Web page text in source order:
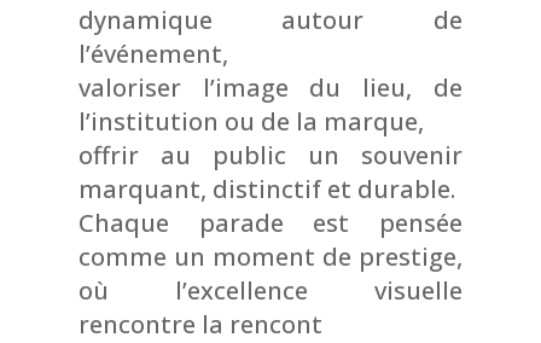
dynamique autour de
l’événement,
valoriser l’image du lieu, de
l’institution ou de la marque,
offrir au public un souvenir
marquant, distinctif et durable.
Chaque parade est pensée
comme un moment de prestige,
où l’excellence visuelle
rencontre la rencont